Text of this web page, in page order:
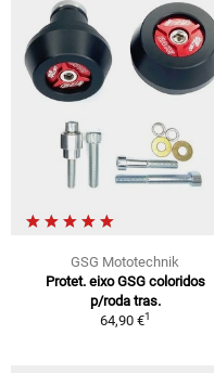
GSG Mototechnik
Protet. eixo GSG coloridos
p/roda tras.
64,90 €1